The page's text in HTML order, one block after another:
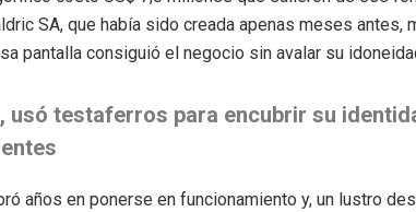
SA, que había sido creada apenas meses antes,
pantalla consiguió el negocio sin avalar su
usó testaferros para encubrir su
años en ponerse en funcionamiento y, un lustro